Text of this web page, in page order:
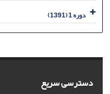
دوره 1 (1391)
دسترسی سریع